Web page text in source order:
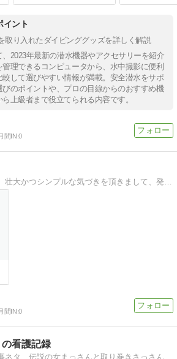
イント
取り入れたダイビンググッズを詳しく解説
2023年最新の潜水機器やアクセサリーを紹介
理できるコンピュータから、水中撮影に便利
して選びやすい情報が満載。安全潜水をサポ
のポイントや、プロの目線からのおすすめ機
上級者まで役立てられる内容です。
間IN:0
間IN:0
看護記録